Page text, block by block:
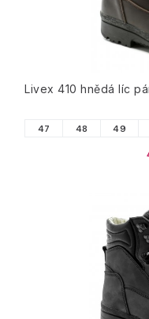
Livex 410 hnědá líc
47 48 49